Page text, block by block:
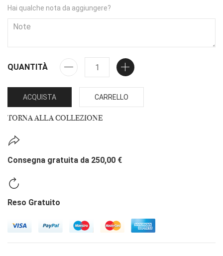
Hai qualche nota da aggiungere?
QUANTITÀ
ACQUISTA CARRELLO
TORNA ALLA COLLEZIONE
Consegna gratuita da 250,00 €
Reso Gratuito